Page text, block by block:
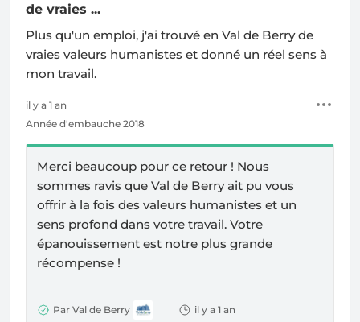
de vraies ...
Plus qu'un emploi, j'ai trouvé en Val de Berry de
vraies valeurs humanistes et donné un réel sens à
mon travail.
il y a 1 an
Année d'embauche 2018
Merci beaucoup pour ce retour ! Nous
sommes ravis que Val de Berry ait pu vous
offrir à la fois des valeurs humanistes et un
sens profond dans votre travail. Votre
épanouissement est notre plus grande
récompense !
Par Val de Berry il y a 1 an